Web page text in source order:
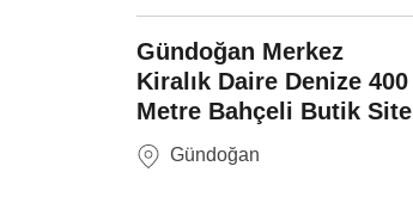
Gündoğan Merkez
Kiralık Daire Denize 400
Metre Bahçeli Butik Site
Gündoğan